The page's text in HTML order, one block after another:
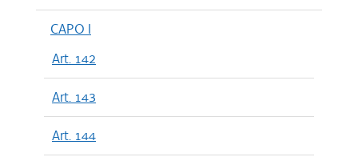
CAPO I
Art. 142
Art. 143
Art. 144